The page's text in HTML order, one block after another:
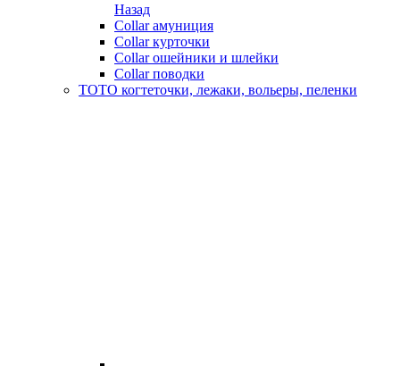
Назад
Collar амуниция
Collar курточки
Collar ошейники и шлейки
Collar поводки
ТОТО когтеточки, лежаки, вольеры, пеленки